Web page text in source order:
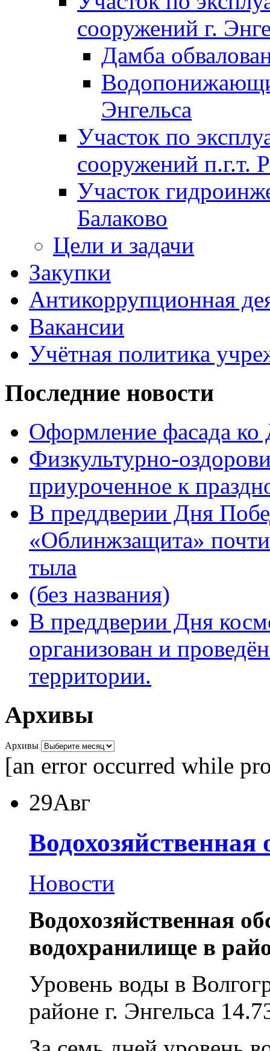
сооружений г.
Дамба
Энгельса
Участок по
сооружений п.г.т.
Участок
Балаково
Цели и задачи
Закупки
Антикоррупционная
Вакансии
Учётная политика
Последние новости
Оформление фасада
Физкультурно-
приуроченное к
В преддверии Дня
«Облинжзащита»
тыла
(без названия)
В преддверии Дня
организован и
территории.
Архивы
Архивы
[an error occurred while
29Авг
Водохозяйственная
Новости
Водохозяйственная
водохранилище в
Уровень воды в
районе г. Энгельса